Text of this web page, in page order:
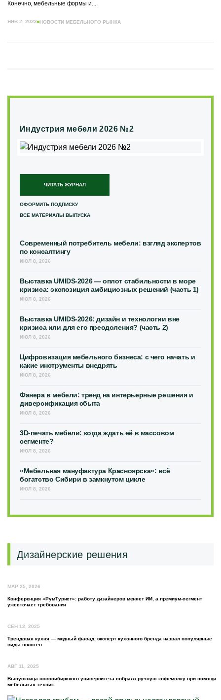
Конечно, мебельные формы и...
ЯНВ 2, 2023 НОВОСТИ МЕБЕЛЬНОГО РЫНКА
Индустрия мебели 2026 №2
ЧИТАТЬ ЖУРНАЛ
ОФОРМИТЬ ПОДПИСКУ
ВСЕ МАТЕРИАЛЫ ВЫПУСКА
Современный потребитель мебели: взгляд экспертов
по консалтингу
ИЮЛ 8, 2026
Выставка UMIDS-2026 — оплот стабильности в море
кризиса: экспозиция амбициозных решений (часть 1)
ИЮЛ 8, 2026
Выставка UMIDS-2026: дизайн и технологии вне
кризиса или для его преодоления? (часть 2)
ИЮЛ 8, 2026
Цифровизация мебельного бизнеса: с чего начать и
какие инструменты внедрять
ИЮЛ 8, 2026
Фанера в мебели: тренд на интерьерные решения и
диверсификация сбыта
ИЮЛ 8, 2026
3D-печать мебели: когда ждать её в массовом
сегменте?
ИЮЛ 8, 2026
«Мебельная мануфактура Красноярска»: всё
богатство Сибири в замкнутом цикле
ИЮЛ 8, 2026
Дизайнерские решения
МАР 25, 2026
Конференция «РумТурист»: работу дизайнеров меняет ИИ, а премиум-сегмент
ужесточает требования
СЕН 12, 2025
Трендовая кухня — модный фасад: эксперт кухонного бренда назвал популярные
виды полотен
АВГ 11, 2025
Выпускница новосибирского университета собрала ручную кофемолку при помощи
мебельных техник